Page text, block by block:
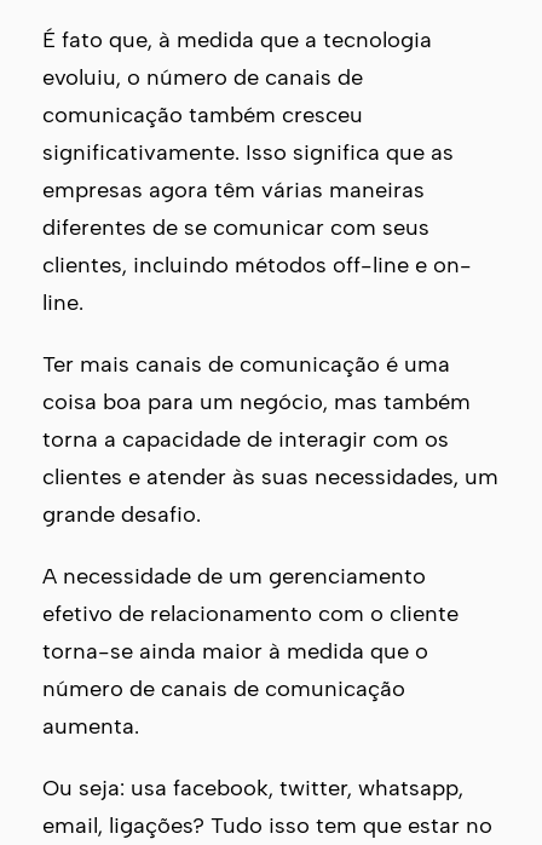
É fato que, à medida que a tecnologia
evoluiu, o número de canais de
comunicação também cresceu
significativamente. Isso significa que as
empresas agora têm várias maneiras
diferentes de se comunicar com seus
clientes, incluindo métodos off-line e on-
line.
Ter mais canais de comunicação é uma
coisa boa para um negócio, mas também
torna a capacidade de interagir com os
clientes e atender às suas necessidades, um
grande desafio.
A necessidade de um gerenciamento
efetivo de relacionamento com o cliente
torna-se ainda maior à medida que o
número de canais de comunicação
aumenta.
Ou seja: usa facebook, twitter, whatsapp,
email, ligações? Tudo isso tem que estar no